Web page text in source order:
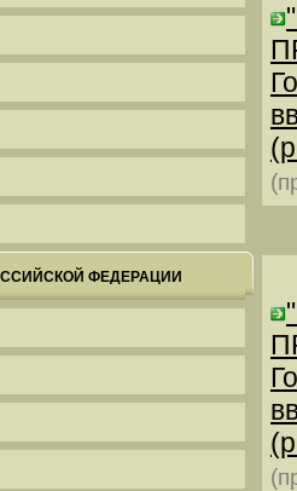
ФЕДЕРАЦИИ